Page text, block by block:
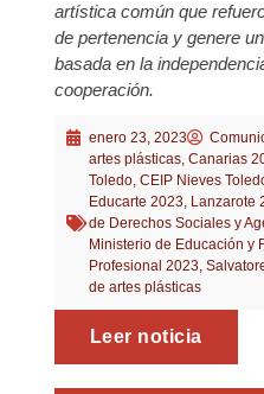
artística común que
de pertenencia y genere
basada en la
cooperación.
enero 23, 2023
artes plásticas, Canarias
Toledo, CEIP Nieves
Educarte 2023, Lanzarote
de Derechos Sociales y
Ministerio de Educación y
Profesional 2023,
de artes plásticas
Leer noticia